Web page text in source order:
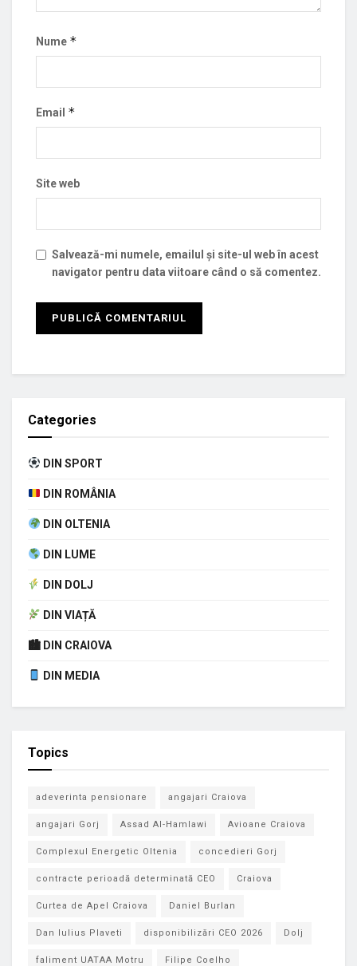
Nume *
Email *
Site web
Salvează-mi numele, emailul și site-ul web în acest
navigator pentru data viitoare când o să comentez.
Categories
DIN SPORT
DIN ROMÂNIA
DIN OLTENIA
DIN LUME
DIN DOLJ
DIN VIAȚĂ
🏙 DIN CRAIOVA
DIN MEDIA
Topics
adeverinta pensionare angajari Craiova
angajari Gorj Assad Al-Hamlawi Avioane Craiova
Complexul Energetic Oltenia concedieri Gorj
contracte perioadă determinată CEO Craiova
Curtea de Apel Craiova Daniel Burlan
Dan Iulius Plaveti disponibilizări CEO 2026 Dolj
faliment UATAA Motru Filipe Coelho